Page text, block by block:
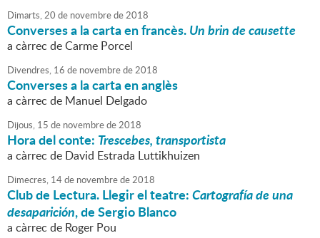
Dimarts,20 de novembrede2018
Converses a la carta en francès.Un brin de causette
a càrrec de Carme Porcel
Divendres, 16 de novembrede2018
Converses a la carta en anglès
a càrrec de Manuel Delgado
Dijous, 15 de novembrede2018
Hora del conte: Trescebes, transportista
a càrrec de David Estrada Luttikhuizen
Dimecres, 14de novembrede2018
Club de Lectura. Llegir el teatre:Cartografía de una
desaparición, de Sergio Blanco
a càrrec de Roger Pou